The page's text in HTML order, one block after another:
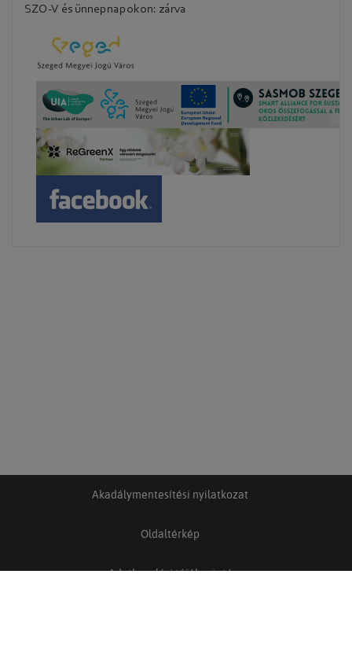
SZO-V és ünnepnapokon: zárva
Akadálymentesítési nyilatkozat
Oldaltérkép
Adatkezelési tájékoztató